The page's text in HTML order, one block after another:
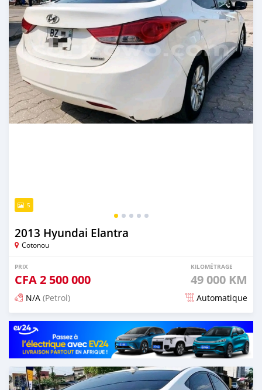
5
2013 Hyundai Elantra
Cotonou
PRIX
CFA2 500 000
KILOMÉTRAGE
49 000 KM
N/A (Petrol) Automatique
Publié il y a 5 mois